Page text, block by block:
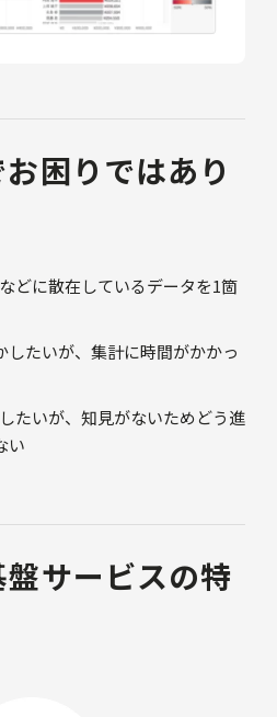
困りではあり
どに散在しているデータを1箇
したいが、集計に時間がかかっ
たいが、知見がないためどう進
い
サービスの特